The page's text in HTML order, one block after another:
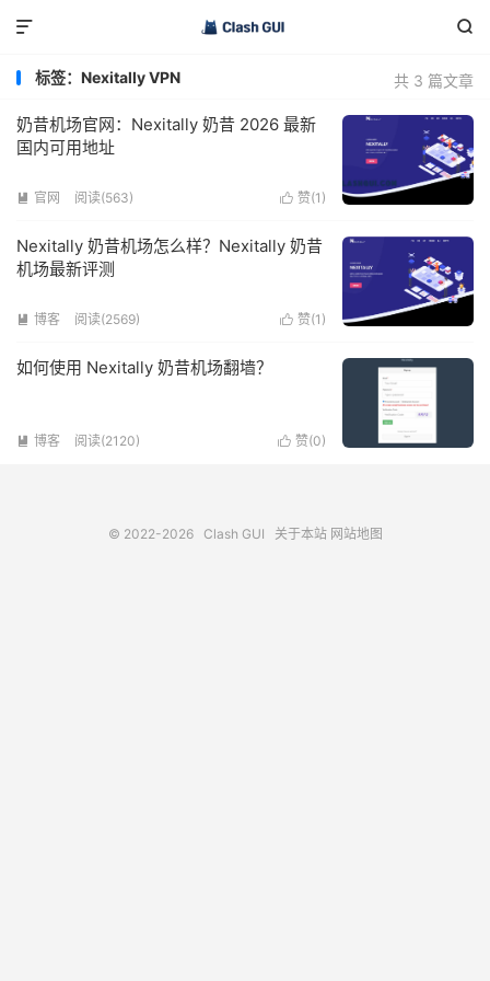


共 3 篇文章
标签：Nexitally VPN
奶昔机场官网：Nexitally 奶昔 2026 最新
国内可用地址
 赞(1 )
 官网 阅读(563)
Nexitally 奶昔机场怎么样？Nexitally 奶昔
机场最新评测
 赞(1 )
 博客 阅读(2569)
如何使用 Nexitally 奶昔机场翻墙？
 赞(0)
 博客 阅读(2120)
© 2022-2026 Clash GUI 关于本站 网站地图